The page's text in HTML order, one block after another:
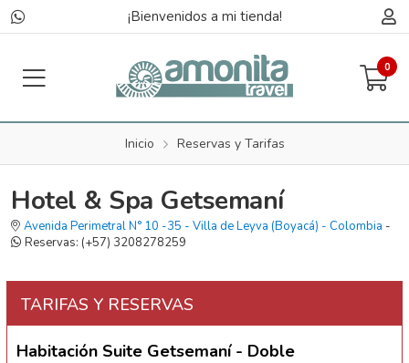
¡Bienvenidos a mi tienda!
0
Inicio Reservas y Tarifas
Hotel & Spa Getsemaní
Avenida Perimetral N° 10 -35 - Villa de Leyva (Boyacá) - Colombia -
Reservas: (+57) 3208278259
TARIFAS Y RESERVAS
Habitación Suite Getsemaní - Doble